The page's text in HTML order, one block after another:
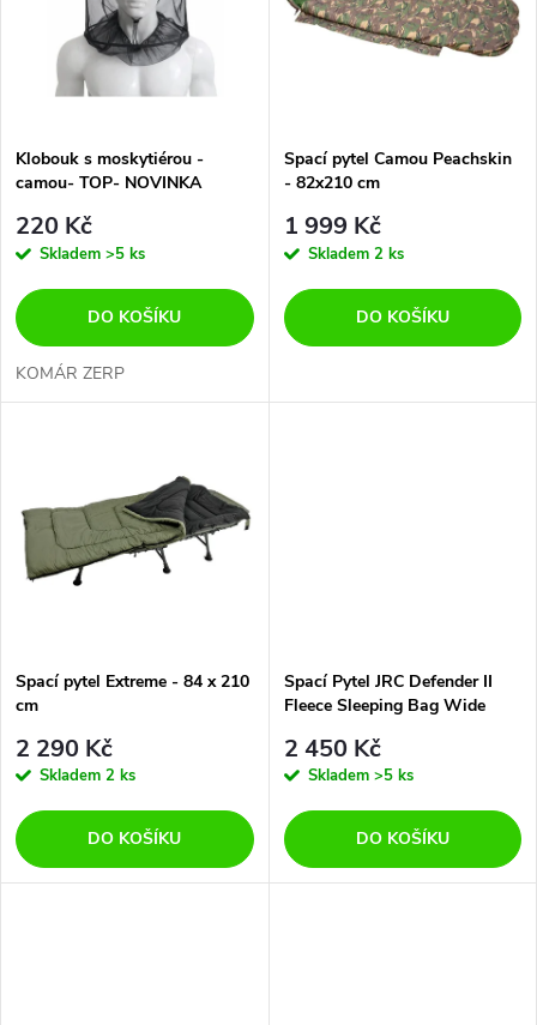
p
r
o
d
u
t
ů
s
p
r
o
d
k
t
Klobouk s moskytiérou -
camou- TOP- NOVINKA
220 Kč
Skladem >5 ks
DO KOŠÍKU
KOMÁR ZERP
Spací pytel Camou Peachskin
- 82x210 cm
1 999 Kč
Skladem 2 ks
DO KOŠÍKU
Spací pytel Extreme - 84 x 210
cm
2 290 Kč
Skladem 2 ks
DO KOŠÍKU
Spací Pytel JRC Defender II
Fleece Sleeping Bag Wide
2 450 Kč
Skladem >5 ks
DO KOŠÍKU